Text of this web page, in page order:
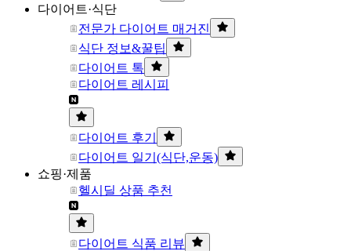
다이어트·식단
전문가 다이어트 매거진
식단 정보&꿀팁
다이어트 톡
다이어트 레시피
다이어트 후기
다이어트 일기(식단,운동)
쇼핑·제품
헬시딜 상품 추천
다이어트 식품 리뷰